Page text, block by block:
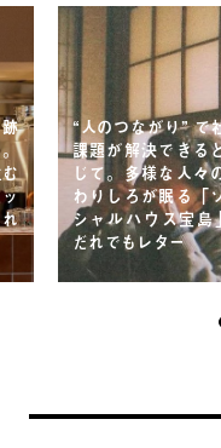
“人のつながり” で
課題が解決できる
じて。多様な人々
わりしろが眠る「
シャルハウス宝島
だれでもレター